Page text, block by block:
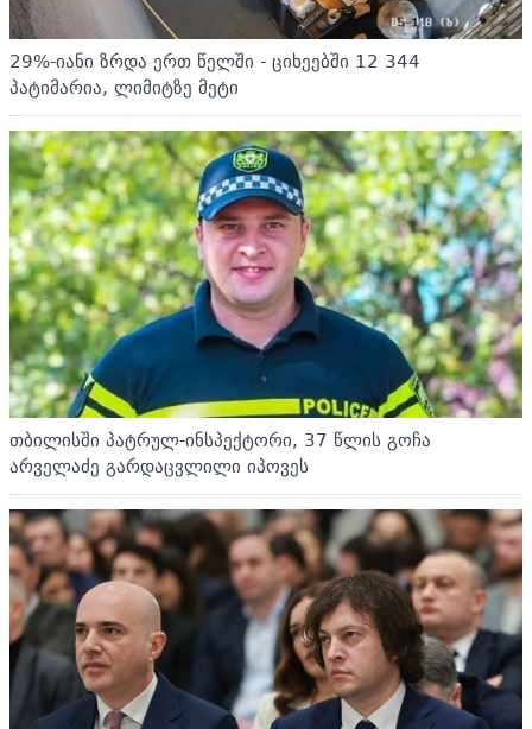
29%-იანი ზრდა ერთ წელში - ციხეებში 12 344
პატიმარია, ლიმიტზე მეტი
თბილისში პატრულ-ინსპექტორი, 37 წლის გოჩა
არველაძე გარდაცვლილი იპოვეს